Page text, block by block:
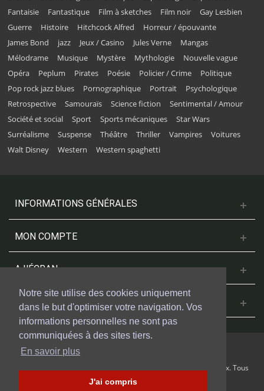
Notre site utilise des cookies uniquement
dans le but d'optimiser votre navigation. Vos
informations personnelles ne sont pas
communiquées à des sites tiers.
En savoir plus
J'ai compris
Fantaisie
Fantastique Film à sketches Film noir
Gay Lesbien
Guerre
Histoire Hitchcock Alfred
Horreur / épouvante
James Bond
jazz Jeux / Casino Jules Verne
Mangas
Mélodrame
Musique Mystère Mythologie
Nouvelle vague
Opéra
Peplum Pirates Poésie Policier / Crime
Politique
Pop rock jazz blues
Pornographique Portrait
Psychologique
Retrospective
Samouraïs Science fiction
Sentimental / Amour
Société et social
Sport Sports mécaniques
Star Wars
Surréalisme
Suspense Théâtre Thriller Vampires
Voitures
Walt Disney
Western Western spaghetti
INFORMATIONS GÉNÉRALES
MON COMPTE
A L'ÉCRAN
NOUS CONTACTER
© 2018 Cinesud Affiches réalisé avec Presta Shop™ par Weblogix. Tous
droits reservés.